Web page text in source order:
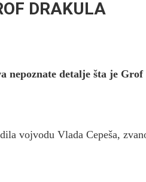
DRAKULA
detalje šta je Grof
vojvodu Vlada Cepeša,